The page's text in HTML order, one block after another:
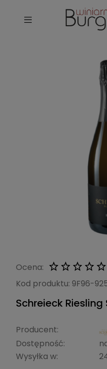
Ocena:
Kod produktu: 9F96-
Schreieck Riesling
Producent:
Dostępność:
Wysyłka w: